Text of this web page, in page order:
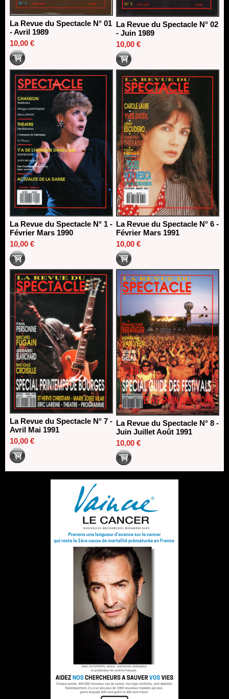
La Revue du Spectacle N° 01
- Avril 1989
10,00 €
La Revue du Spectacle N° 02
- Juin 1989
10,00 €
La Revue du Spectacle N° 1 -
Février Mars 1990
10,00 €
La Revue du Spectacle N° 6 -
Février Mars 1991
10,00 €
La Revue du Spectacle N° 7 -
Avril Mai 1991
10,00 €
La Revue du Spectacle N° 8 -
Juin Juillet Août 1991
10,00 €